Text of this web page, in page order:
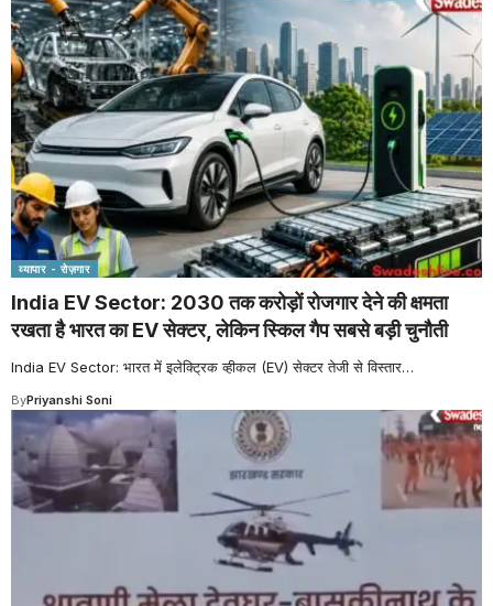
व्यापार - रोज़गार
India EV Sector: 2030 तक करोड़ों रोजगार देने की क्षमता
रखता है भारत का EV सेक्टर, लेकिन स्किल गैप सबसे बड़ी चुनौती
India EV Sector: भारत में इलेक्ट्रिक व्हीकल (EV) सेक्टर तेजी से विस्तार…
ByPriyanshi Soni